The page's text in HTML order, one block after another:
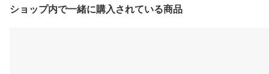
ショップ内で一緒に購入されている商品